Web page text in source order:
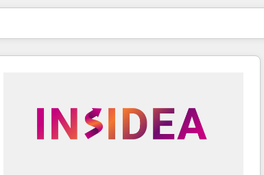
Du er for øyeblikket påSide
Side Side Side Side Side Side Side Side Side Side